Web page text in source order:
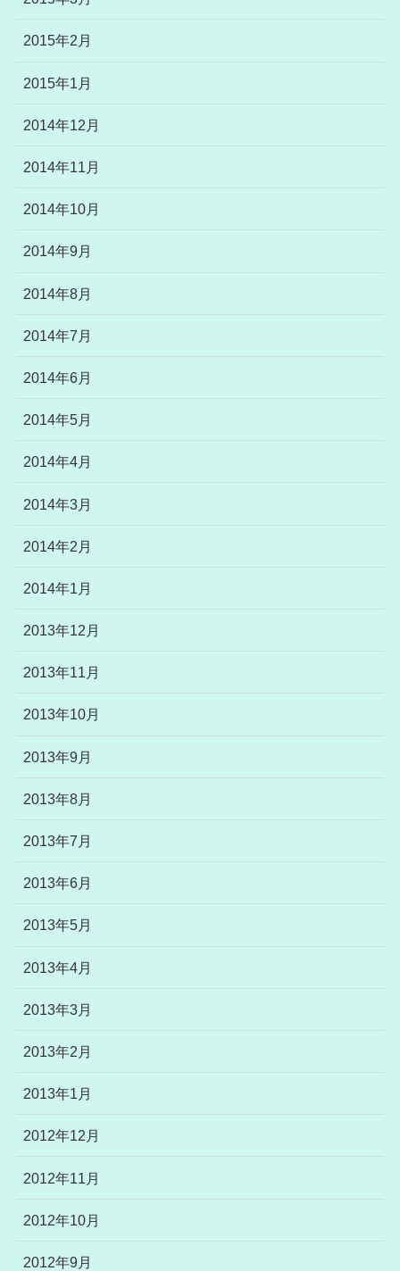
2015年2月
2015年1月
2014年12月
2014年11月
2014年10月
2014年9月
2014年8月
2014年7月
2014年6月
2014年5月
2014年4月
2014年3月
2014年2月
2014年1月
2013年12月
2013年11月
2013年10月
2013年9月
2013年8月
2013年7月
2013年6月
2013年5月
2013年4月
2013年3月
2013年2月
2013年1月
2012年12月
2012年11月
2012年10月
2012年9月